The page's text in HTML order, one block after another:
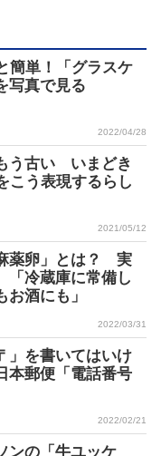
簡単！「グラスケ
写真で見る
2022/04/28
う古い いまどき
こう表現するらし
2021/05/12
薬卵」とは？ 実
冷蔵庫に常備し
酒にも」
2022/03/31
」を書いてはいけ
郵便「電話番号
2022/02/21
の「牛ユッケ